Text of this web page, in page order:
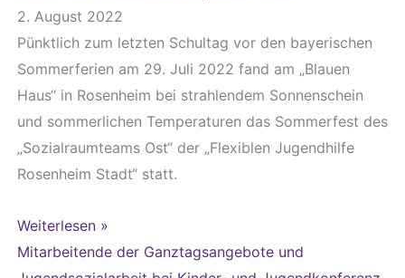
2. August 2022
Pünktlich zum letzten Schultag vor den bayerischen
Sommerferien am 29. Juli 2022 fand am „Blauen
Haus“ in Rosenheim bei strahlendem Sonnenschein
und sommerlichen Temperaturen das Sommerfest des
„Sozialraumteams Ost“ der „Flexiblen Jugendhilfe
Rosenheim Stadt“ statt.
Weiterlesen »
Mitarbeitende der Ganztagsangebote und